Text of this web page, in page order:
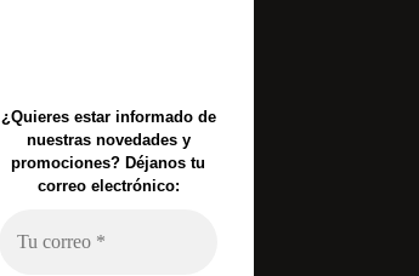
¿Quieres estar informado de
nuestras novedades y
promociones? Déjanos tu
correo electrónico: